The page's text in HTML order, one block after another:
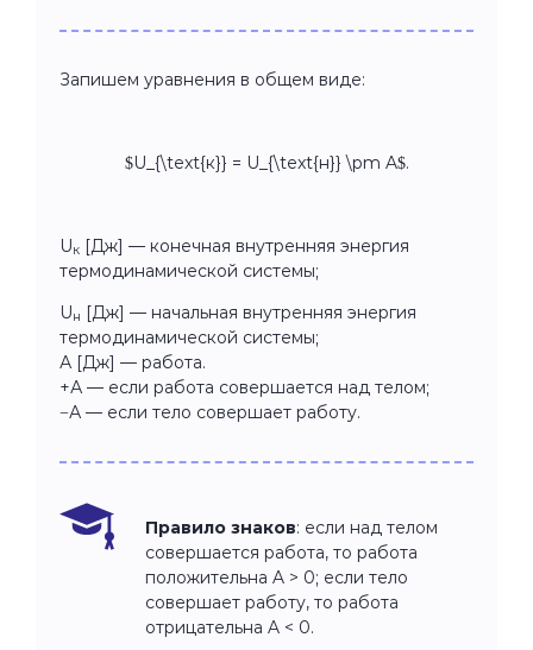
Запишем уравнения в общем виде:
$U_{\text{к}} = U_{\text{н}} \pm A$.
Uк [Дж] — конечная внутренняя энергия
термодинамической системы;
Uн [Дж] — начальная внутренняя энергия
термодинамической системы;
А [Дж] — работа.
+А — если работа совершается над телом;
−А — если тело совершает работу.
Правило знаков: если над телом
совершается работа, то работа
положительна A > 0; если тело
совершает работу, то работа
отрицательна A < 0.